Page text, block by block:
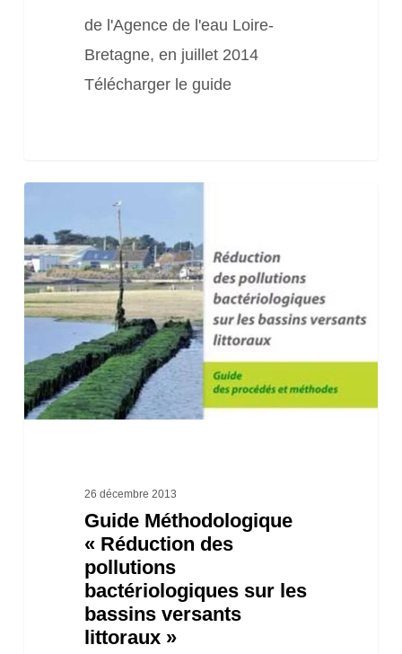
de l'Agence de l'eau Loire-
Bretagne, en juillet 2014
Télécharger le guide
Méthodologique
« Réduction
des
pollutions
bactériologiques
sur
les
littoraux »26 décembre 2013
Guide Méthodologique
« Réduction des
pollutions
bactériologiques sur les
bassins versants
littoraux »